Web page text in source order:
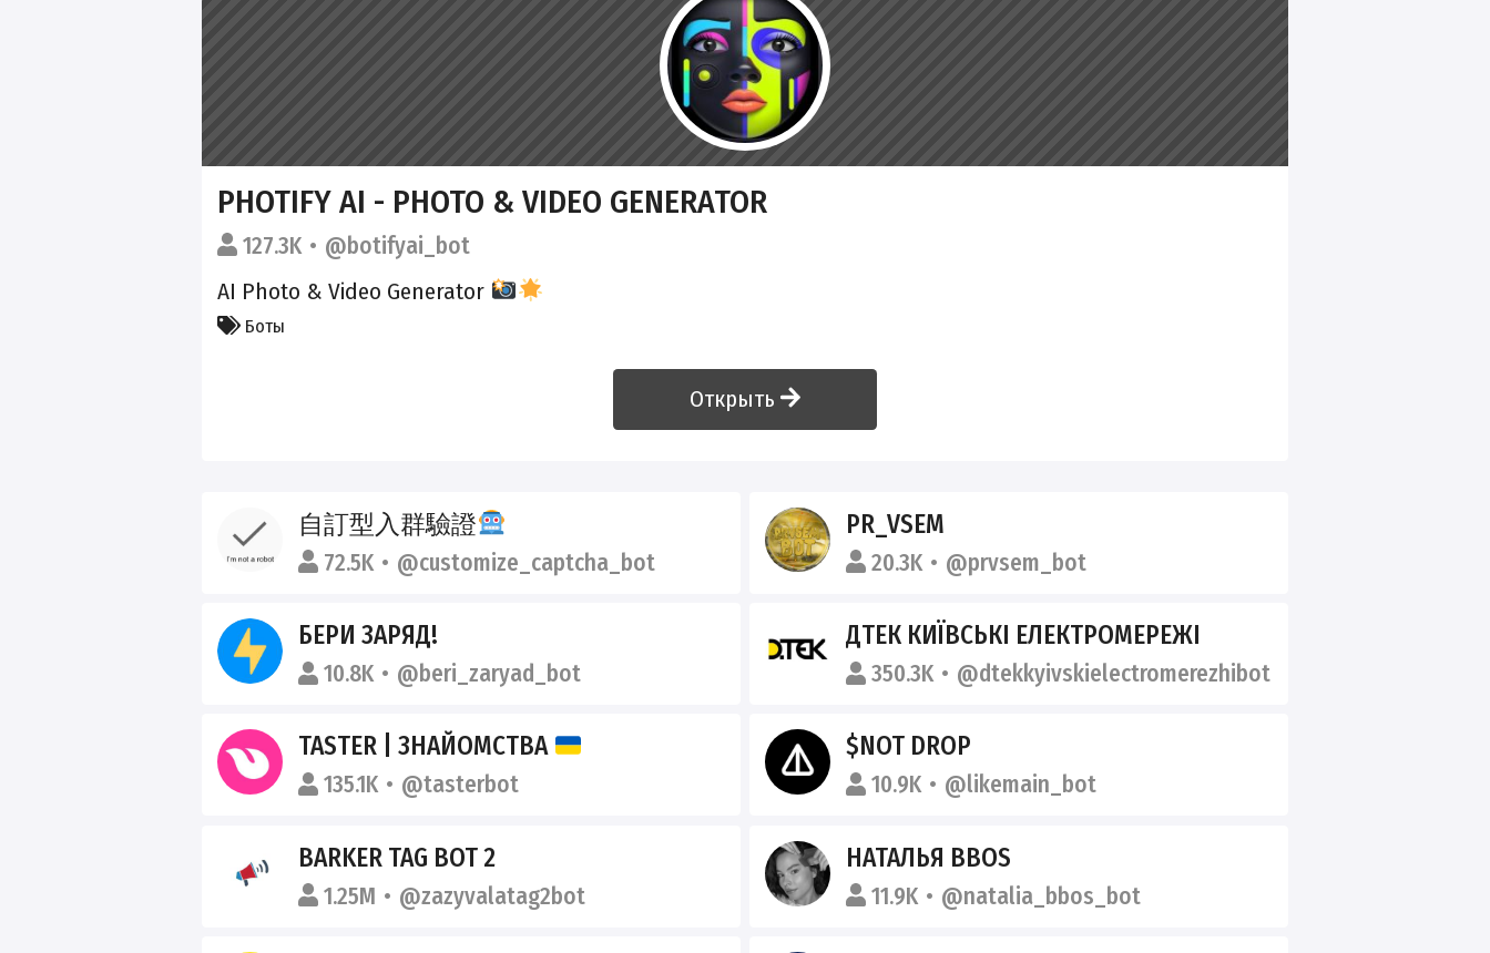
PHOTIFY AI - PHOTO & VIDEO GENERATOR
127.3K
@botifyai_bot
AI Photo & Video Generator
Боты
Открыть
自訂型入群驗證
72.5K @customize_captcha_bot
PR_VSEM
20.3K @prvsem_bot
БЕРИ ЗАРЯД!
10.8K @beri_zaryad_bot
ДТЕК КИЇВСЬКІ ЕЛЕКТРОМЕРЕЖІ
350.3K @dtekkyivskielectromerezhibot
TASTER | ЗНАЙОМСТВА
135.1K @tasterbot
$NOT DROP
10.9K @likemain_bot
BARKER TAG BOT 2
1.25M @zazyvalatag2bot
НАТАЛЬЯ BBOS
11.9K @natalia_bbos_bot